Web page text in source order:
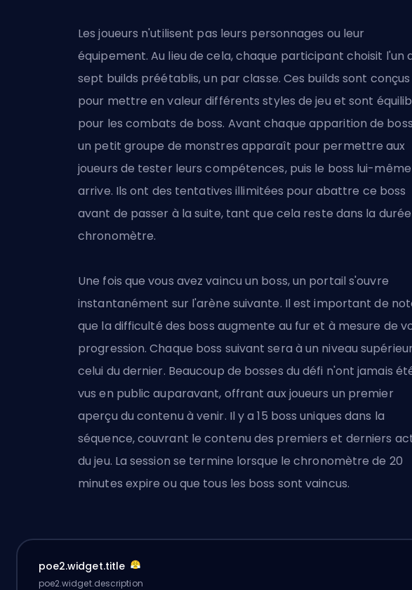
Les joueurs n'utilisent pas leurs personnages ou leur
équipement. Au lieu de cela, chaque participant choisit l'un
sept builds préétablis, un par classe. Ces builds sont conçus
pour mettre en valeur différents styles de jeu et sont
pour les combats de boss. Avant chaque apparition de
un petit groupe de monstres apparaît pour permettre aux
joueurs de tester leurs compétences, puis le boss lui-même
arrive. Ils ont des tentatives illimitées pour abattre ce boss
avant de passer à la suite, tant que cela reste dans la
chronomètre.
Une fois que vous avez vaincu un boss, un portail s'ouvre
instantanément sur l'arène suivante. Il est important de
que la difficulté des boss augmente au fur et à mesure de
progression. Chaque boss suivant sera à un niveau
celui du dernier. Beaucoup de bosses du défi n'ont jamais
vus en public auparavant, offrant aux joueurs un premier
aperçu du contenu à venir. Il y a 15 boss uniques dans la
séquence, couvrant le contenu des premiers et derniers
du jeu. La session se termine lorsque le chronomètre de 20
minutes expire ou que tous les boss sont vaincus.
poe2.widget.title
poe2.widget.description